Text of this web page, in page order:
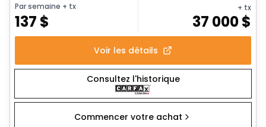
Par semaine + tx
137 $
+ tx
37 000$
Voir les détails
Consultez l'historique
Commencer votre achat